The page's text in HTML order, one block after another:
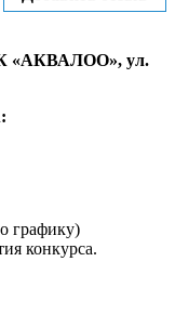
«АКВАЛОО», ул.
графику)
конкурса.